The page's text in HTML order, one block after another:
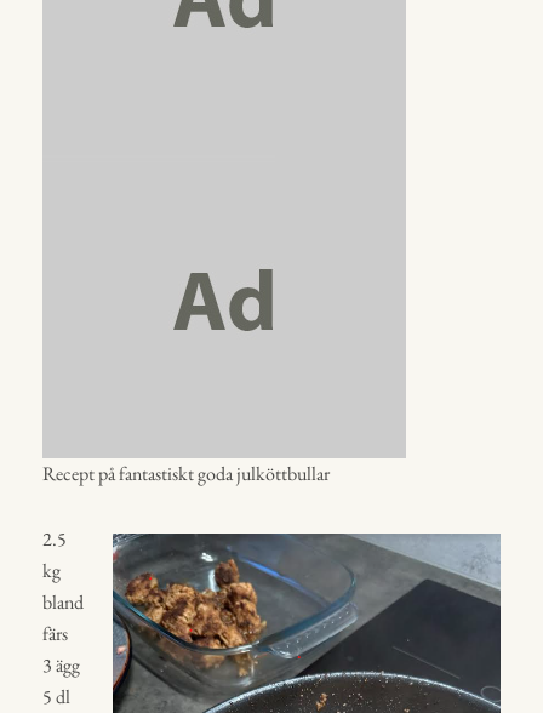
Recept på fantastiskt goda julköttbullar
2.5
kg
bland
färs
3 ägg
5 dl